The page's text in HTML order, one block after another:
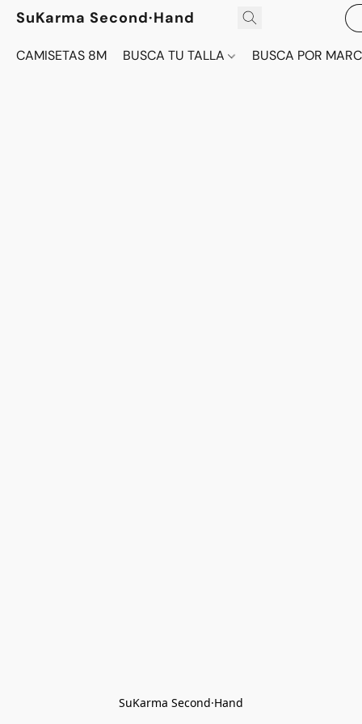
SuKarma Second·Hand
CAMISETAS 8M BUSCA TU TALLA BUSCA POR
SuKarma Second·Hand